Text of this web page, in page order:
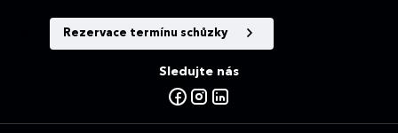
Rezervace termínu schůzky
Sledujte nás